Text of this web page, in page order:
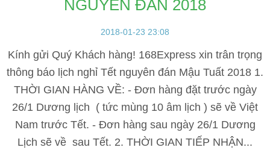
NGUYÊN ĐÁN 2018
2018-01-23 23:08
Kính gửi Quý Khách hàng! 168Express xin trân trọng
thông báo lịch nghỉ Tết nguyên đán Mậu Tuất 2018 1.
THỜI GIAN HÀNG VỀ: - Đơn hàng đặt trước ngày
26/1 Dương lịch ( tức mùng 10 âm lịch ) sẽ về Việt
Nam trước Tết. - Đơn hàng sau ngày 26/1 Dương
Lịch sẽ về sau Tết. 2. THỜI GIAN TIẾP NHẬN...